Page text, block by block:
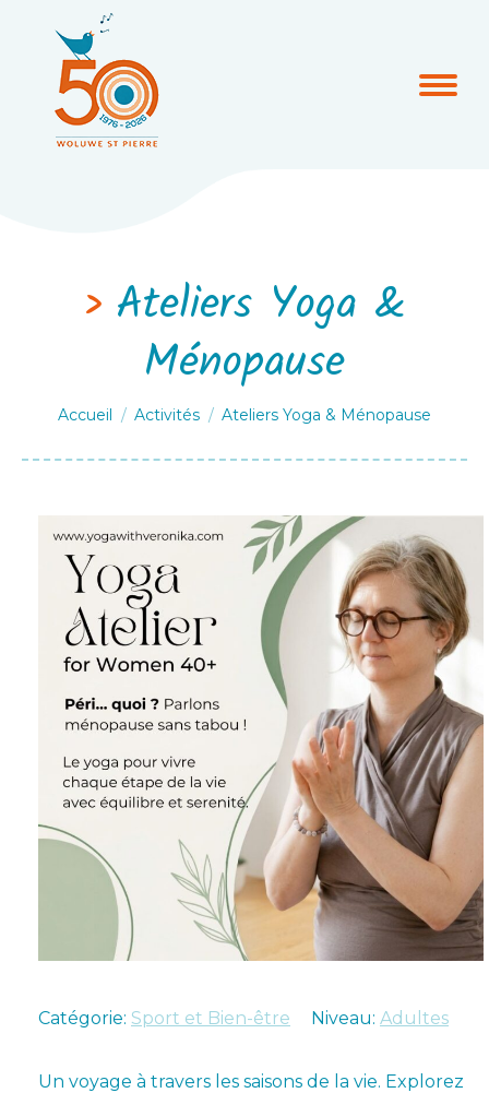
Ateliers Yoga &
Ménopause
Vous êtes ici :
Accueil Activités Ateliers Yoga & Ménopause
Catégorie: Sport et Bien-être Niveau: Adultes
Un voyage à travers les saisons de la vie. Explorez